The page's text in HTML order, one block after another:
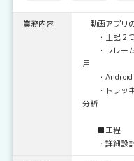
業務内容
動画アプリ
・上記２つ
・フレーム
用
・Android
・トラッキ
分析
■工程
・詳細設計